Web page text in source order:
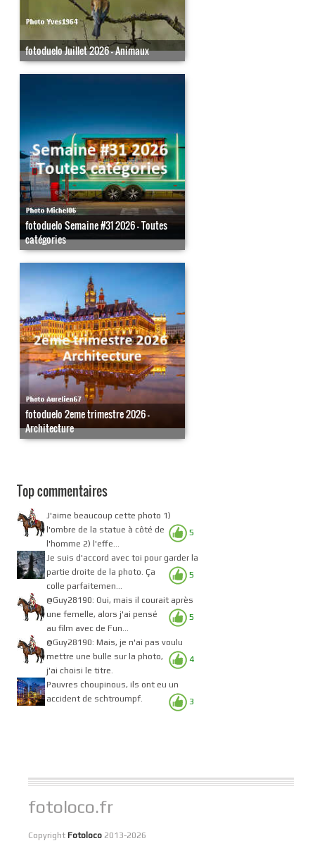
fotoduelo Juillet 2026 - Animaux
fotoduelo Semaine #31 2026 - Toutes
catégories
fotoduelo 2eme trimestre 2026 -
Architecture
Top commentaires
5
J'aime beaucoup cette photo 1)
l'ombre de la statue à côté de
l'homme 2) l'effe...
5
Je suis d'accord avec toi pour garder la
partie droite de la photo. Ça
colle parfaitemen...
5
@Guy28190: Oui, mais il courait après
une femelle, alors j'ai pensé
au film avec de Fun...
4
@Guy28190: Mais, je n'ai pas voulu
mettre une bulle sur la photo,
j'ai choisi le titre.
3
Pauvres choupinous, ils ont eu un
accident de schtroumpf.
fotoloco.fr
Copyright Fotoloco 2013-2026